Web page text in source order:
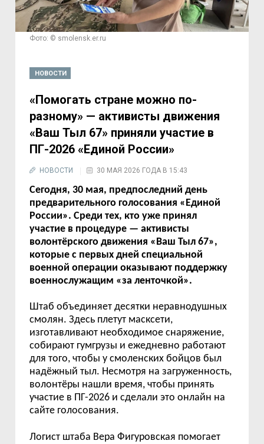
Фото: © smolensk.er.ru
НОВОСТИ
«Помогать стране можно по-
разному» — активисты движения
«Ваш Тыл 67» приняли участие в
ПГ-2026 «Единой России»
НОВОСТИ 30 МАЯ 2026 ГОДА В 15:43
Сегодня, 30 мая, предпоследний день
предварительного голосования «Единой
России». Среди тех, кто уже принял
участие в процедуре — активисты
волонтёрского движения «Ваш Тыл 67»,
которые с первых дней специальной
военной операции оказывают поддержку
военнослужащим «за ленточкой».
Штаб объединяет десятки неравнодушных
смолян. Здесь плетут масксети,
изготавливают необходимое снаряжение,
собирают гумгрузы и ежедневно работают
для того, чтобы у смоленских бойцов был
надёжный тыл. Несмотря на загруженность,
волонтёры нашли время, чтобы принять
участие в ПГ-2026 и сделали это онлайн на
сайте голосования.
Логист штаба Вера Фигуровская помогает